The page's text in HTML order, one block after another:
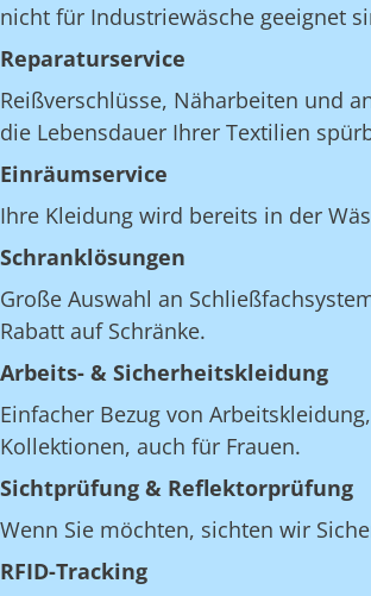
nicht für Industriewäsche geeignet
Reparaturservice
Reißverschlüsse, Näharbeiten und
die Lebensdauer Ihrer Textilien
Einräumservice
Ihre Kleidung wird bereits in der
Schranklösungen
Große Auswahl an
Rabatt auf Schränke.
Arbeits- & Sicherheitskleidung
Einfacher Bezug von
Kollektionen, auch für Frauen.
Sichtprüfung & Reflektorprüfung
Wenn Sie möchten, sichten wir
RFID-Tracking